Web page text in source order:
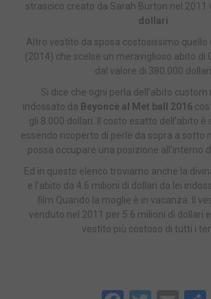
strascico creato da Sarah Burton nel 2011
dollari.
Altro vestito da sposa costosissimo quello
(2014) che scelse un meraviglioso abito di
dal valore di 380.000
Si dice che ogni perla dell’abito
indossato da Beyoncè al Met ball 2016
gli 8.000 dollari. Il costo esatto dell’abito è
essendo ricoperto di perle da sopra a sotto
possa occupare una posizione all’interno
Ed in questo elenco troviamo anche la
e l’abito da 4.6 milioni di dollari da lei
film Quando la moglie è in vacanza. Il
venduto nel 2011 per 5.6 milioni di dollari
vestito più costoso di tutti i